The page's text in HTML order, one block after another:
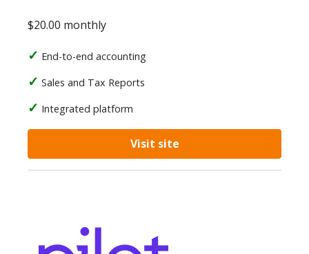
$20.00 monthly
End-to-end accounting
Sales and Tax Reports
Integrated platform
Visit site